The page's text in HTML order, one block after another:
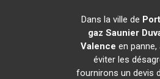
Dans la ville de
gaz Saunier
Valence en
éviter les
fournirons un devis